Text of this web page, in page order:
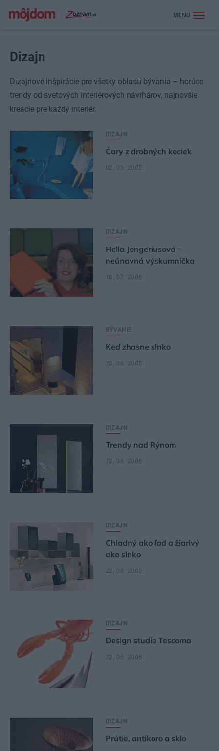
MENU
Dizajn
Dizajnové inšpirácie pre všetky oblasti bývania – horúce
trendy od svetových interiérových návrhárov, najnovšie
kreácie pre každý interiér.
DIZAJN
Čary z drobných kociek
02. 09. 2005
DIZAJN
Hella Jongeriusová –
neúnavná výskumníčka
18. 07. 2005
BÝVANIE
Keď zhasne slnko
22. 06. 2005
DIZAJN
Trendy nad Rýnom
22. 06. 2005
DIZAJN
Chladný ako ľad a žiarivý
ako slnko
22. 06. 2005
DIZAJN
Design studio Tescoma
22. 06. 2005
DIZAJN
Prútie, antikoro a sklo